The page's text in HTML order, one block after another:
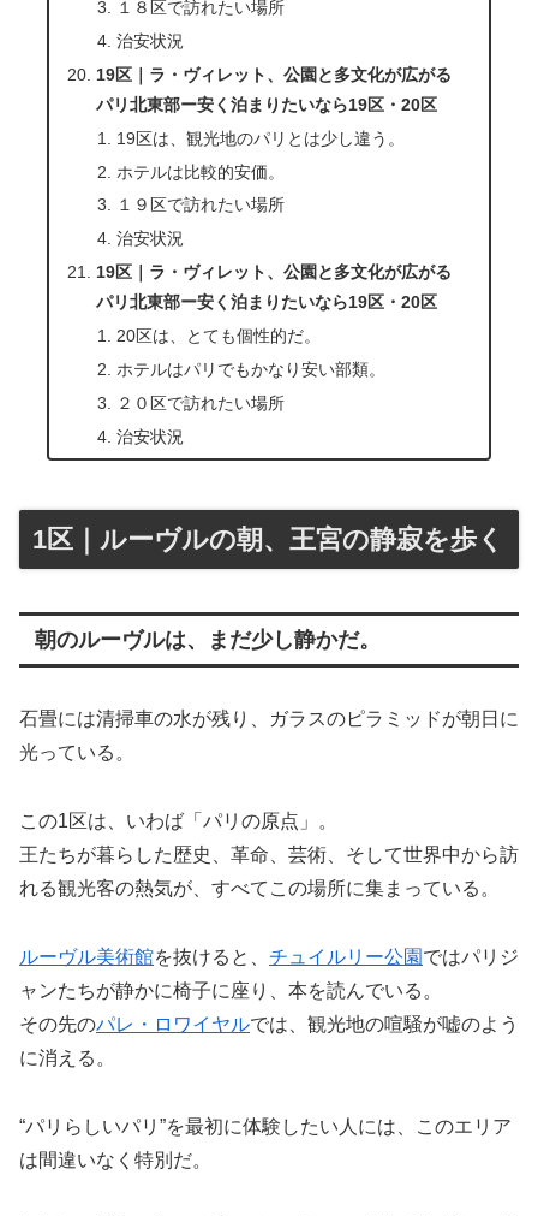
１８区で訪れたい場所
治安状況
19区｜ラ・ヴィレット、公園と多文化が広がる
パリ北東部ー安く泊まりたいなら19区・20区
19区は、観光地のパリとは少し違う。
ホテルは比較的安価。
１９区で訪れたい場所
治安状況
19区｜ラ・ヴィレット、公園と多文化が広がる
パリ北東部ー安く泊まりたいなら19区・20区
20区は、とても個性的だ。
ホテルはパリでもかなり安い部類。
２０区で訪れたい場所
治安状況
1区｜ルーヴルの朝、王宮の静寂を歩く
朝のルーヴルは、まだ少し静かだ。
石畳には清掃車の水が残り、ガラスのピラミッドが朝日に
光っている。
この1区は、いわば「パリの原点」。
王たちが暮らした歴史、革命、芸術、そして世界中から訪
れる観光客の熱気が、すべてこの場所に集まっている。
ルーヴル美術館を抜けると、 チュイルリー公園 ではパリジ
ャンたちが静かに椅子に座り、本を読んでいる。
その先のパレ・ロワイヤルでは、観光地の喧騒が嘘のよう
に消える。
“パリらしいパリ”を最初に体験したい人には、このエリア
は間違いなく特別だ。